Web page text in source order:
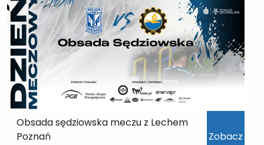
Obsada sędziowska meczu z Lechem
Poznań
Zobacz